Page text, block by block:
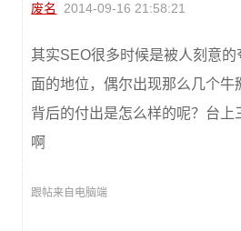
废名 2014-09-16 21:58:21
其实SEO很多时候是被人刻意
面的地位，偶尔出现那么几个牛
背后的付出是怎么样的呢？台上
啊
跟帖来自电脑端